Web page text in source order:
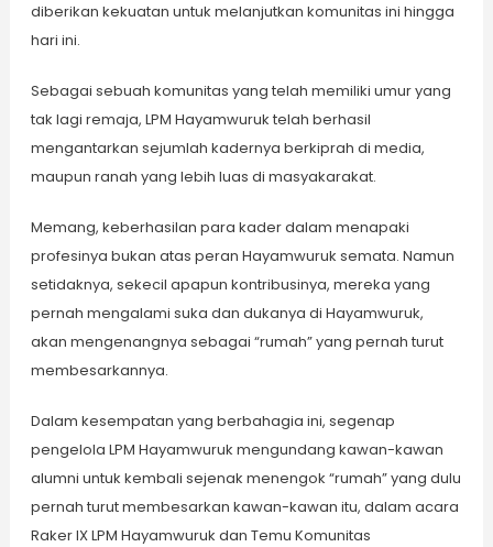
diberikan kekuatan untuk melanjutkan komunitas ini hingga
hari ini.
Sebagai sebuah komunitas yang telah memiliki umur yang
tak lagi remaja, LPM Hayamwuruk telah berhasil
mengantarkan sejumlah kadernya berkiprah di media,
maupun ranah yang lebih luas di masyakarakat.
Memang, keberhasilan para kader dalam menapaki
profesinya bukan atas peran Hayamwuruk semata. Namun
setidaknya, sekecil apapun kontribusinya, mereka yang
pernah mengalami suka dan dukanya di Hayamwuruk,
akan mengenangnya sebagai “rumah” yang pernah turut
membesarkannya.
Dalam kesempatan yang berbahagia ini, segenap
pengelola LPM Hayamwuruk mengundang kawan-kawan
alumni untuk kembali sejenak menengok “rumah” yang dulu
pernah turut membesarkan kawan-kawan itu, dalam acara
Raker IX LPM Hayamwuruk dan Temu Komunitas